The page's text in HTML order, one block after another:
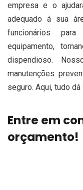
empresa e o
adequado á sua
funcionários
equipamento,
dispendioso.
manutenções
seguro. Aqui, tudo dá
Entre em
orçamento!